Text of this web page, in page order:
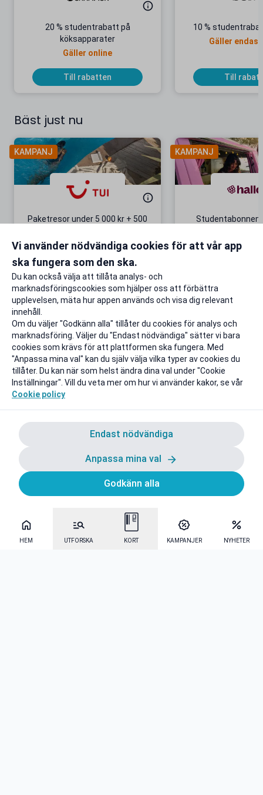
HEM UTFORSKA KORT KAMPANJER NYHETER
20 % studentrabatt på
köksapparater
Gäller online
Till rabatten
10 %
Gäller
Till
Bäst just nu
KAMPANJ
Paketresor under 5 000 kr + 500
Gäller även på redan prissänkta
Till rabatten
KAMPANJ
+ 20 GB
Vi använder nödvändiga cookies för att vår app
ska fungera som den ska.
Du kan också välja att tillåta analys- och
marknadsföringscookies som hjälper oss att förbättra
upplevelsen, mäta hur appen används och visa dig relevant
innehåll.
Om du väljer "Godkänn alla" tillåter du cookies för analys och
marknadsföring. Väljer du "Endast nödvändiga" sätter vi bara
cookies som krävs för att plattformen ska fungera. Med
"Anpassa mina val" kan du själv välja vilka typer av cookies du
tillåter. Du kan när som helst ändra dina val under "Cookie
Inställningar". Vill du veta mer om hur vi använder kakor, se vår
Cookie policy
Endast nödvändiga
Anpassa mina val
Godkänn alla